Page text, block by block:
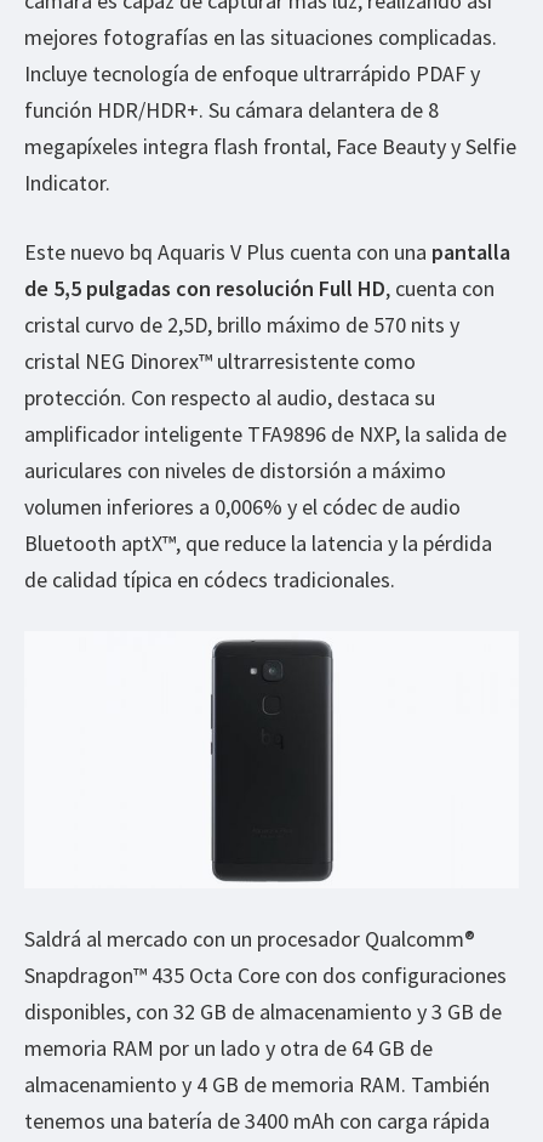
mejores fotografías en las situaciones complicadas.
Incluye tecnología de enfoque ultrarrápido PDAF y
función HDR/HDR+. Su cámara delantera de 8
megapíxeles integra flash frontal, Face Beauty y Selfie
Indicator.
Este nuevo bq Aquaris V Plus cuenta con una pantalla
de 5,5 pulgadas con resolución Full HD, cuenta con
cristal curvo de 2,5D, brillo máximo de 570 nits y
cristal NEG Dinorex™ ultrarresistente como
protección. Con respecto al audio, destaca su
amplificador inteligente TFA9896 de NXP, la salida de
auriculares con niveles de distorsión a máximo
volumen inferiores a 0,006% y el códec de audio
Bluetooth aptX™, que reduce la latencia y la pérdida
de calidad típica en códecs tradicionales.
Saldrá al mercado con un procesador Qualcomm®
Snapdragon™ 435 Octa Core con dos configuraciones
disponibles, con 32 GB de almacenamiento y 3 GB de
memoria RAM por un lado y otra de 64 GB de
almacenamiento y 4 GB de memoria RAM. También
tenemos una batería de 3400 mAh con carga rápida